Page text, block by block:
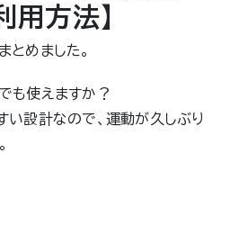
用方法】
とめました。
使えますか？
い設計なので、運動が久しぶり